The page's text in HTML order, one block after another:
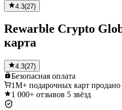
4.3(27)
Rewarble Crypto
карта
4.3(27)
Безопасная оплата
1M+ подарочных карт продано
1 000+ отзывов 5 звёзд